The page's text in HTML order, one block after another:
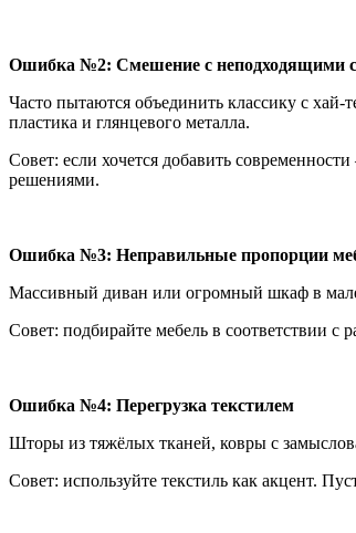
Ошибка №2: Смешение с неподходящими
Часто пытаются объединить классику с
пластика и глянцевого металла.
Совет: если хочется добавить
решениями.
Ошибка №3: Неправильные пропорции
Массивный диван или огромный шкаф в
Совет: подбирайте мебель в соответствии
Ошибка №4: Перегрузка текстилем
Шторы из тяжёлых тканей, ковры с
Совет: используйте текстиль как акцент.